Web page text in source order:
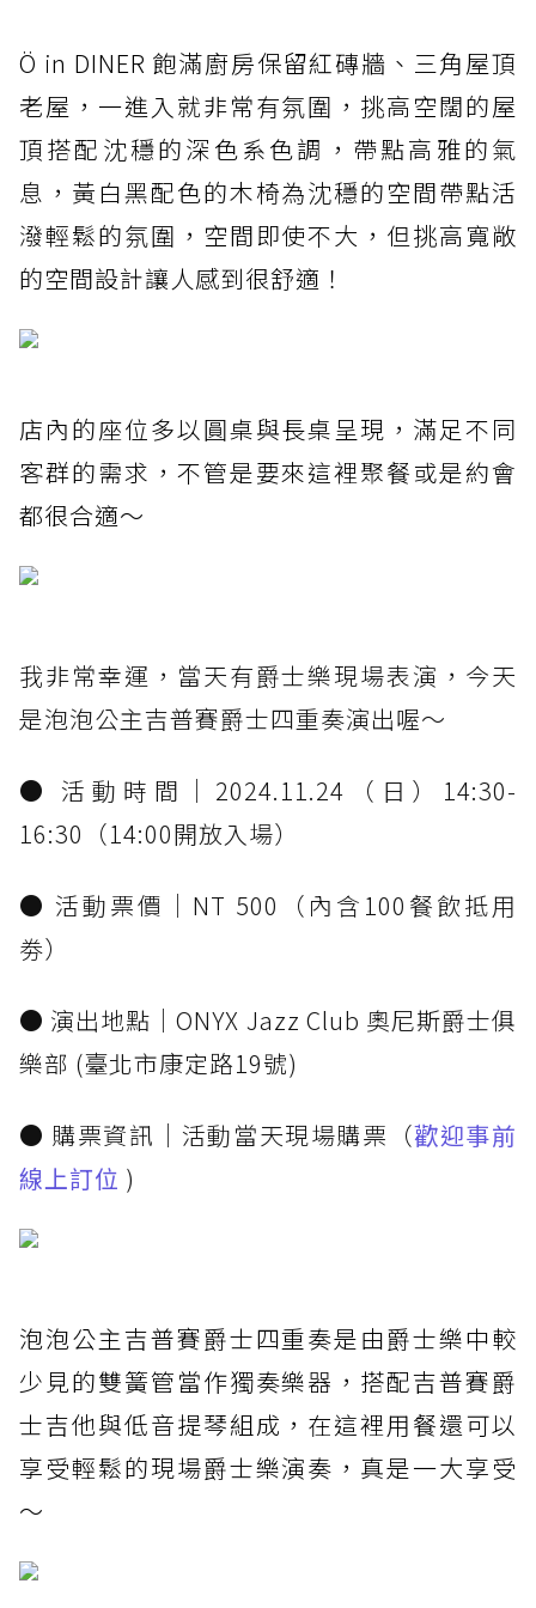
Ö in DINER 飽滿廚房保留紅磚牆、三角屋頂
老屋，一進入就非常有氛圍，挑高空闊的屋
頂搭配沈穩的深色系色調，帶點高雅的氣
息，黃白黑配色的木椅為沈穩的空間帶點活
潑輕鬆的氛圍，空間即使不大，但挑高寬敞
的空間設計讓人感到很舒適！
店內的座位多以圓桌與長桌呈現，滿足不同
客群的需求，不管是要來這裡聚餐或是約會
都很合適～
我非常幸運，當天有爵士樂現場表演，今天
是泡泡公主吉普賽爵士四重奏演出喔～
● 活動時間｜2024.11.24（日）14:30-
16:30（14:00開放入場）
● 活動票價｜NT 500（內含100餐飲抵用
劵）
● 演出地點｜ONYX Jazz Club 奧尼斯爵士俱
樂部 (臺北市康定路19號)
● 購票資訊​｜活動當天現場購票（歡迎事前
線上訂位 )
泡泡公主吉普賽爵士四重奏是由爵士樂中較
少見的雙簧管當作獨奏樂器，搭配吉普賽爵
士吉他與低音提琴組成，在這裡用餐還可以
享受輕鬆的現場爵士樂演奏，真是一大享受
～